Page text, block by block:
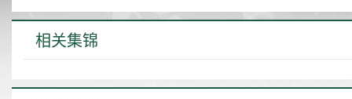
相关集锦